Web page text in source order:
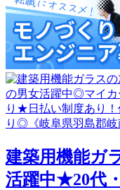
建築用機能ガ
活躍中★20代